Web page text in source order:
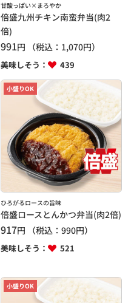
甘酸っぱい×まろやか
倍盛九州チキン南蛮弁当(肉2
倍)
991円 （税込： 1,070円）
美味しそう： 439
小盛りOK
ひろがるロースの旨味
倍盛ロースとんかつ弁当(肉2倍)
917円 （税込：990円）
美味しそう： 521
小盛りOK